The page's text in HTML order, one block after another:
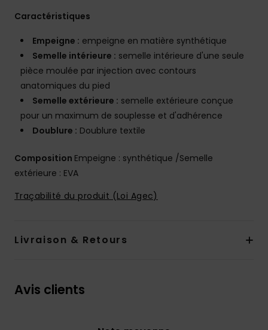
Caractéristiques
Empeigne : empeigne en matière synthétique
Semelle intérieure : semelle intérieure d'une seule
pièce moulée par injection avec contours
anatomiques du pied
Semelle extérieure : semelle extérieure conçue
pour un maximum de souplesse et d'adhérence
Doublure : Doublure textile
Composition Empeigne : synthétique /Semelle
extérieure : EVA
Traçabilité du produit (Loi Agec)
Livraison & Retours
Avis clients